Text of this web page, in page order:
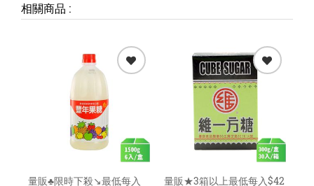
相關商品 :
量販♣限時下殺↘️最低每入
量販★3箱以上最低每入$42